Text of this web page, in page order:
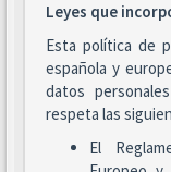
Leyes que
Esta política de
española y
datos
respeta las
El